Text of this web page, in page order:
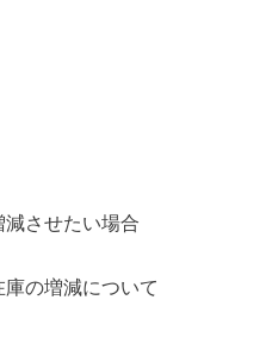
させたい場合
庫の増減について